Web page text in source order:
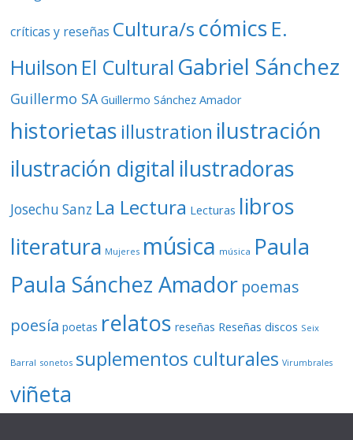
críticas y reseñas Cultura/s cómics E.
Huilson El Cultural Gabriel Sánchez
Guillermo SA Guillermo Sánchez Amador
historietas illustration ilustración
ilustración digital ilustradoras
Josechu Sanz La Lectura Lecturas libros
literatura Mujeres música música Paula
Paula Sánchez Amador poemas
poesía poetas relatos reseñas Reseñas discos Seix
Barral sonetos suplementos culturales Virumbrales
viñeta